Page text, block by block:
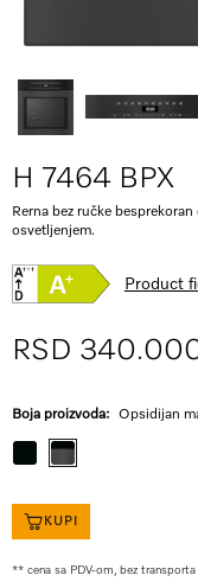
H 7464 BPX
Rerna bez ručke
osvetljenjem.
Product
RSD
Boja proizvoda: Opsidijan
KUPI
** cena sa PDV-om, bez transporta